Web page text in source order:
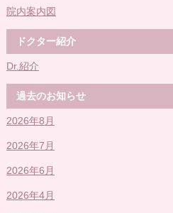
院内案内図
ドクター紹介
Dr.紹介
過去のお知らせ
2026年8月
2026年7月
2026年6月
2026年4月